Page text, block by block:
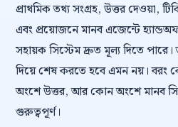
প্রাথমিক তথ্য সংগ্রহ, উত্তর দেওয়া,
এবং প্রয়োজনে মানব এজেন্টে
সহায়ক সিস্টেম দ্রুত মূল্য দিতে
দিয়ে শেষ করতে হবে এমন নয়। বরং
অংশে উত্তর, আর কোন অংশে মানব
গুরুত্বপূর্ণ।